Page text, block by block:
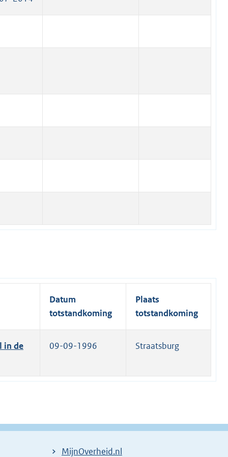
Datum
totstandkoming
Plaats
totstandkoming
in de
09-09-1996 Straatsburg
MijnOverheid.nl